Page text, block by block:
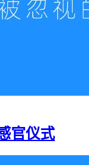
官仪式